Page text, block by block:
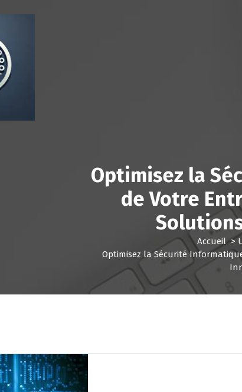
Optimisez la
de Votre
Accueil>
Optimisez la Sécurité